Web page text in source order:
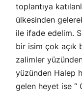
toplantıya
ülkesinden
ile ifade edelim.
bir isim çok açık
zalimler
yüzünden Halep
gelen heyet ise “